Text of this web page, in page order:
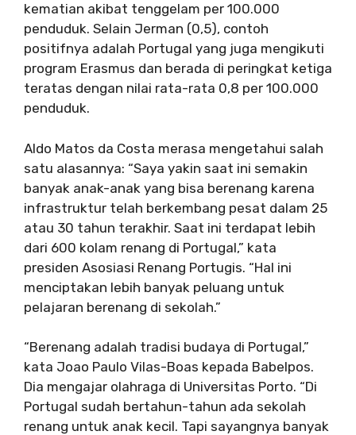
kematian akibat tenggelam per 100.000
penduduk. Selain Jerman (0,5), contoh
positifnya adalah Portugal yang juga mengikuti
program Erasmus dan berada di peringkat ketiga
teratas dengan nilai rata-rata 0,8 per 100.000
penduduk.
Aldo Matos da Costa merasa mengetahui salah
satu alasannya: “Saya yakin saat ini semakin
banyak anak-anak yang bisa berenang karena
infrastruktur telah berkembang pesat dalam 25
atau 30 tahun terakhir. Saat ini terdapat lebih
dari 600 kolam renang di Portugal,” kata
presiden Asosiasi Renang Portugis. “Hal ini
menciptakan lebih banyak peluang untuk
pelajaran berenang di sekolah.”
“Berenang adalah tradisi budaya di Portugal,”
kata Joao Paulo Vilas-Boas kepada Babelpos.
Dia mengajar olahraga di Universitas Porto. “Di
Portugal sudah bertahun-tahun ada sekolah
renang untuk anak kecil. Tapi sayangnya banyak